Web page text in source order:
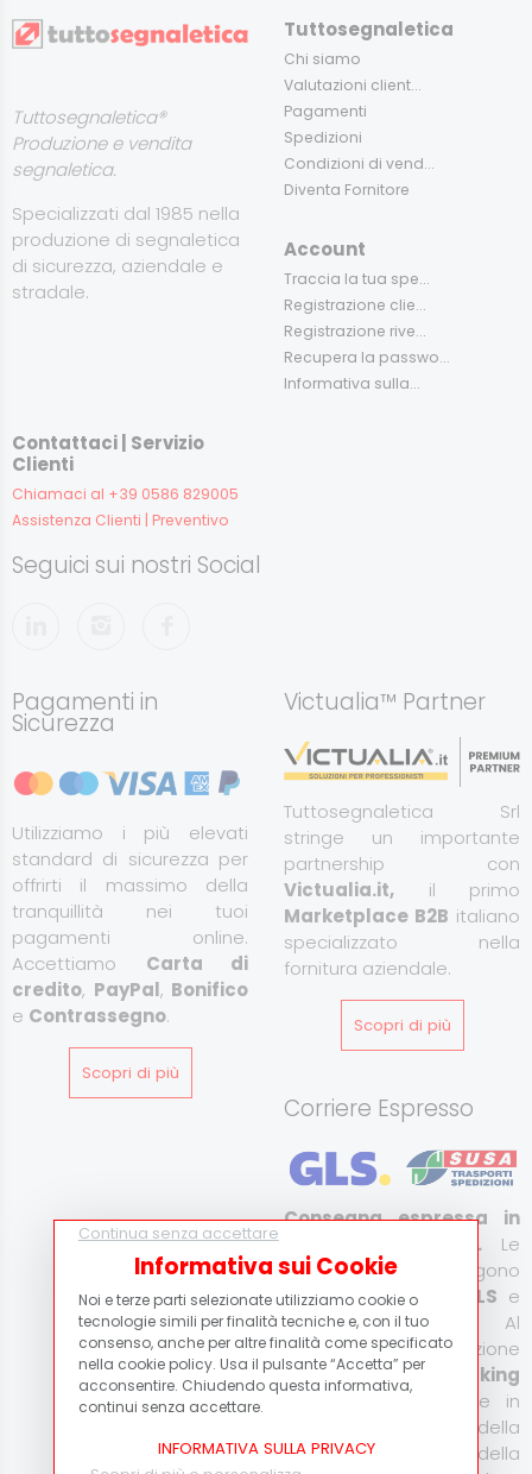
Tuttosegnaletica®
Produzione e vendita
segnaletica.
Specializzati dal 1985 nella
produzione di segnaletica
di sicurezza, aziendale e
stradale.
Tuttosegnaletica
Chi siamo
Valutazioni client...
Pagamenti
Spedizioni
Condizioni di vend...
Diventa Fornitore
Account
Traccia la tua spe...
Registrazione clie...
Registrazione rive...
Recupera la passwo...
Informativa sulla...
Contattaci | Servizio
Clienti
Chiamaci al +39 0586 829005
Assistenza Clienti | Preventivo
Seguici sui nostri Social
Pagamenti in
Sicurezza
Utilizziamo i più elevati
standard di sicurezza per
offrirti il massimo della
tranquillità nei tuoi
pagamenti online.
Accettiamo Carta di
credito, PayPal, Bonifico
e Contrassegno.
Scopri di più
Victualia™ Partner
Tuttosegnaletica Srl
stringe un importante
partnership con
Victualia.it, il primo
Marketplace B2B italiano
specializzato nella
fornitura aziendale.
Scopri di più
Corriere Espresso
Consegna espressa in
Italia e all’estero. Le
spedizioni vengono
effettuate tramite
GLS e
Susa Trasporti
. Al
momento della spedizione
verrà fornito il
tracking
per monitorare in
tempo reale lo stato della
consegna. Il costo della
Continua senza accettare
Informativa sui Cookie
Noi e terze parti selezionate utilizziamo cookie o
tecnologie simili per finalità tecniche e, con il tuo
consenso, anche per altre finalità come specificato
nella cookie policy. Usa il pulsante “Accetta” per
acconsentire. Chiudendo questa informativa,
continui senza accettare.
INFORMATIVA SULLA PRIVACY